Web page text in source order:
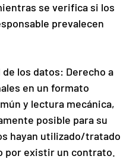
se verifica si los
prevalecen
los datos: Derecho a
en un formato
y lectura mecánica,
posible para su
hayan utilizado/tratado
por existir un contrato.